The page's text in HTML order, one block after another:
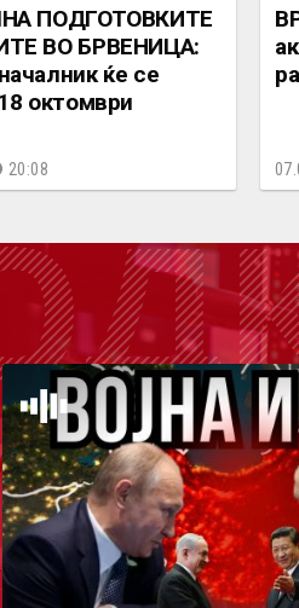
ПОДГОТОВКИТЕ
ВО БРВЕНИЦА:
ќе се
октомври
20:08